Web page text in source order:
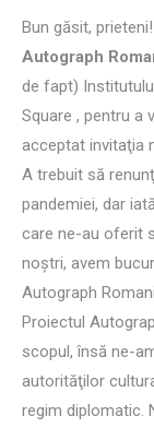
Bun găsit, prieteni!
Autograph
de fapt)
Square , pentru a
acceptat invitaţia
A trebuit să
pandemiei, dar
care ne-au oferit
noştri, avem
Autograph
Proiectul
scopul, însă ne-
autorităţilor
regim diplomatic.